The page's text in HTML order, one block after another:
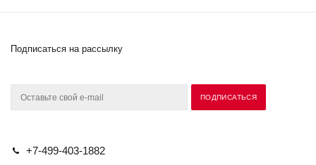
Подписаться на рассылку
+7-499-403-1882